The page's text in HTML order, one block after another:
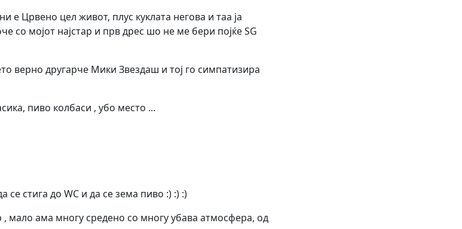
ни е Црвено цел живот, плус куклата негова и таа ја
со мојот најстар и прв дрес шо не ме бери појќе SG
верно другарче Мики Звездаш и тој го симпатизира
пиво колбаси , убо место ...
се стига до WC и да се зема пиво :) :) :)
, мало ама многу средено со многу убава атмосфера, од